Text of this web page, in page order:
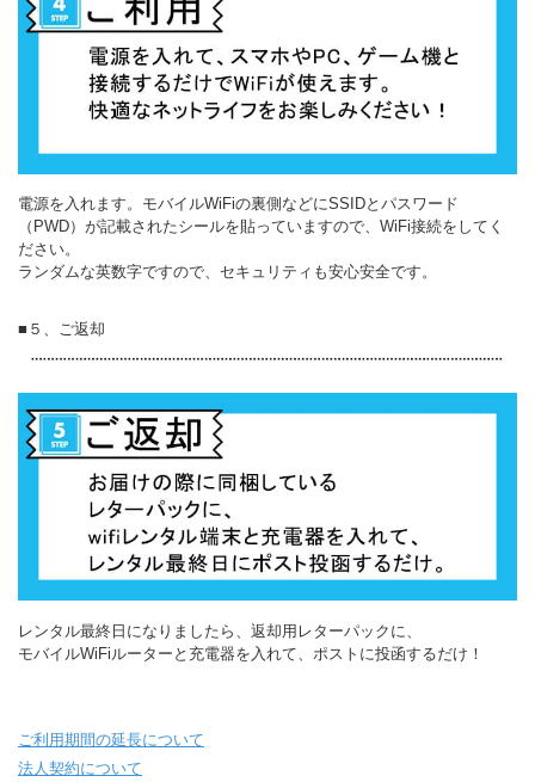
電源を入れます。モバイルWiFiの裏側などにSSIDとパスワード
（PWD）が記載されたシールを貼っていますので、WiFi接続をしてく
ださい。
ランダムな英数字ですので、セキュリティも安心安全です。
■５、ご返却
レンタル最終日になりましたら、返却用レターパックに、
モバイルWiFiルーターと充電器を入れて、ポストに投函するだけ！
ご利用期間の延長について
法人契約について